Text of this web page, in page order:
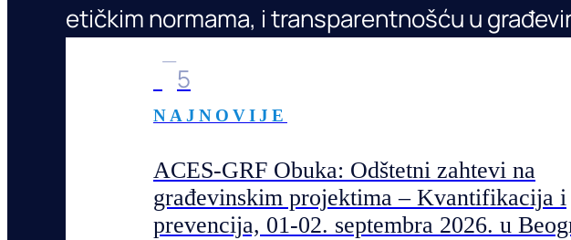
etičkim normama, i transparentnošću u
5
NAJNOVIJE
ACES-GRF Obuka: Odštetni zahtevi na
građevinskim projektima – Kvantifikacija i
prevencija, 01-02. septembra 2026. u